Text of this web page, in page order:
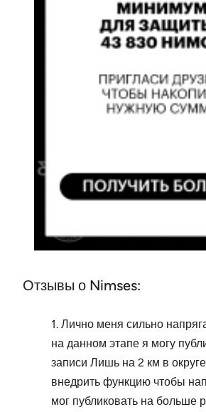
Отзывы о Nimses:
1. Лично меня сильно
на данном этапе я могу
записи Лишь на 2 км в
внедрить функцию чтобы
мог публиковать на больше